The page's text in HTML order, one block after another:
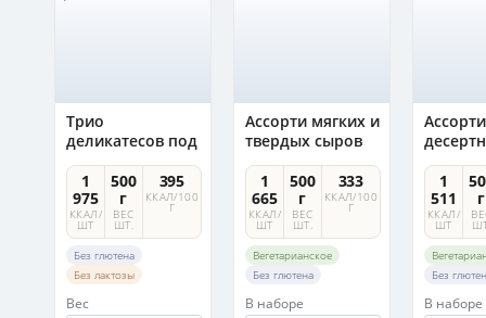
Трио
деликатесов под
крепкие напитки
1
975
ККАЛ/
ШТ
500
г
ВЕС
ШТ.
395
ККАЛ/100
Г
Без глютена
Без лактозы
Вес
Ассорти мягких и
твердых сыров
1
665
ККАЛ/
ШТ
500
г
ВЕС
ШТ.
333
ККАЛ/100
Г
Вегетарианское
Без глютена
В наборе
Ассорти
1
511
ККАЛ/
ШТ
г
Без
В наборе